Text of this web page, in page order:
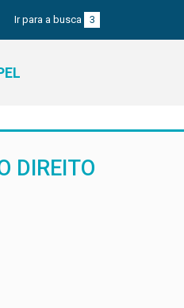
Ir para a busca 3
DIREITO